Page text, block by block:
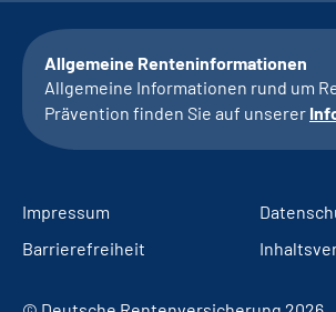
Allgemeine Renteninformationen
Allgemeine Informationen rund um
Prävention finden Sie auf unserer
Impressum
Barrierefreiheit